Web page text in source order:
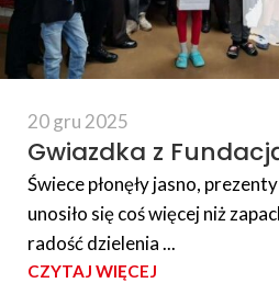
20 gru 2025
Gwiazdka z
Świece płonęły jasno,
unosiło się coś więcej niż
radość dzielenia ...
CZYTAJ WIĘCEJ